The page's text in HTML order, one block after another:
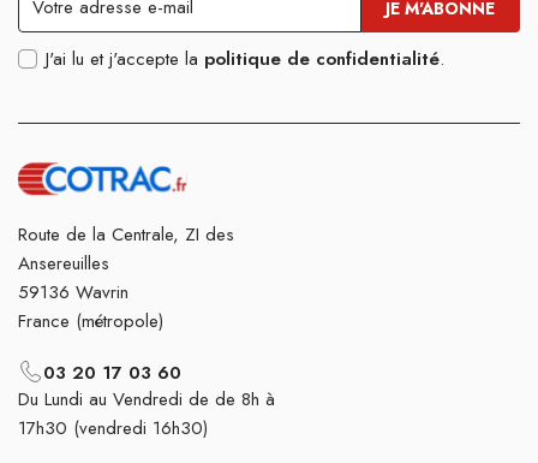
J'ai lu et j'accepte la politique de confidentialité.
Route de la Centrale, ZI des
Ansereuilles
59136 Wavrin
France (métropole)
03 20 17 03 60
Du Lundi au Vendredi de de 8h à
17h30 (vendredi 16h30)